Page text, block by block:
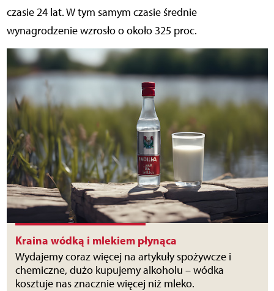
czasie 24 lat. W tym samym czasie średnie
wynagrodzenie wzrosło o około 325 proc.
Kraina wódką i mlekiem płynąca
Wydajemy coraz więcej na artykuły spożywcze i
chemiczne, dużo kupujemy alkoholu – wódka
kosztuje nas znacznie więcej niż mleko.